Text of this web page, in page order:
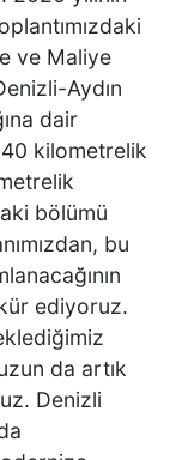
VE
SEVK
KADIN
SINIR
KULÜP
ve Maliye
Aydın
dair
kilometrelik
bölümü
bu
ediyoruz.
da artık
Denizli